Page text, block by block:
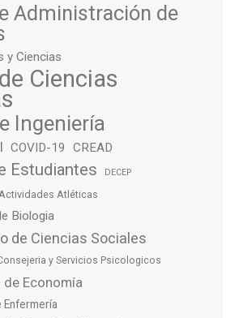
Administración de
y Ciencias
Ciencias
Ingeniería
COVID-19 CREAD
Estudiantes DECEP
Atléticas
Biologia
de Ciencias Sociales
y Servicios Psicologicos
de Economía
Enfermería